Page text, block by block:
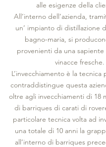
alle esigenze della
All’interno dell’azienda,
un’ impianto di distillazione
bagno-maria, si
provenienti da una sapiente
vinacce fresche.
L’invecchiamento è la tecnica
contraddistingue questa
oltre agli invecchiamenti di 18
di barriques di carati di
particolare tecnica volta ad
una totale di 10 anni la
all’interno di barriques